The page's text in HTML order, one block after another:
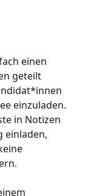
einen
geteilt
einzuladen.
in Notizen
einladen,